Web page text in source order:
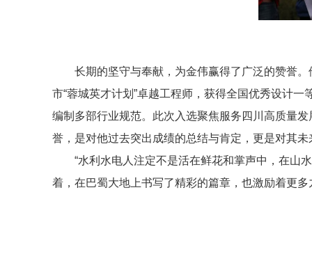
长期的坚守与奉献，为金伟赢得了广泛的赞誉
市“蓉城英才计划”卓越工程师，获得全国优秀设计
编制多部行业规范。此次入选聚焦服务四川高质量
誉，是对他过去突出成绩的总结与肯定，更是对其
“水利水电人注定不是活在鲜花和掌声中，在山
着，在巴蜀大地上书写了精彩的篇章，也激励着更